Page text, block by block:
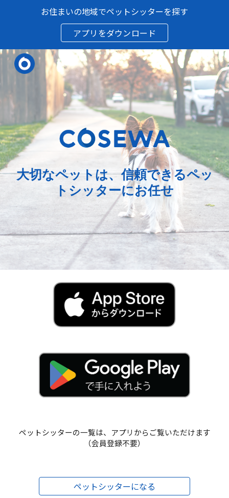
お住まいの地域でペットシッターを探す
アプリをダウンロード
大切なペットは、信頼できるペッ
トシッターにお任せ
ペットシッターの一覧は、アプリからご覧いただけます
（会員登録不要）
ペットシッターになる